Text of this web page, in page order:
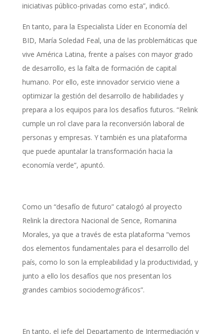
iniciativas público-privadas como esta”, indicó.
En tanto, para la Especialista Líder en Economía del
BID, María Soledad Feal, una de las problemáticas que
vive América Latina, frente a países con mayor grado
de desarrollo, es la falta de formación de capital
humano. Por ello, este innovador servicio viene a
optimizar la gestión del desarrollo de habilidades y
prepara a los equipos para los desafíos futuros. “Relink
cumple un rol clave para la reconversión laboral de
personas y empresas. Y también es una plataforma
que puede apuntalar la transformación hacia la
economía verde”, apuntó.
Como un “desafío de futuro” catalogó al proyecto
Relink la directora Nacional de Sence, Romanina
Morales, ya que a través de esta plataforma “vemos
dos elementos fundamentales para el desarrollo del
país, como lo son la empleabilidad y la productividad, y
junto a ello los desafíos que nos presentan los
grandes cambios sociodemográficos”.
En tanto, el jefe del Departamento de Intermediación y